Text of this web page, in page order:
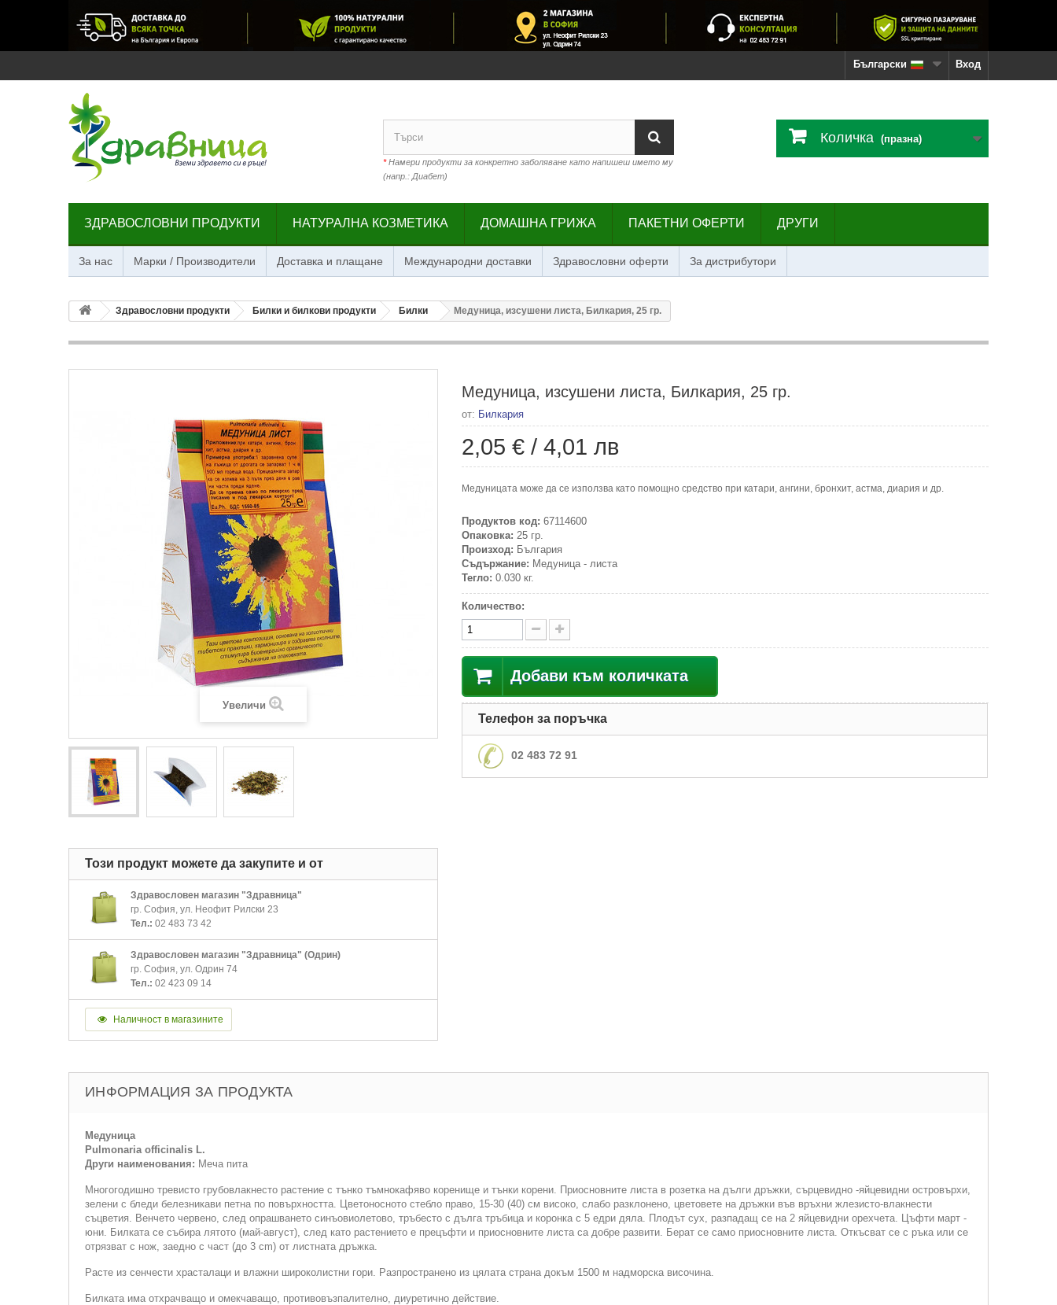
Вход
Български
*Намери продукти за конкретно заболяване като напишеш името му
(напр.: Диабет)
Количка (празна)
ЗДРАВОСЛОВНИ ПРОДУКТИ НАТУРАЛНА КОЗМЕТИКА ДОМАШНА ГРИЖА ПАКЕТНИ ОФЕРТИ ДРУГИ
За нас Марки / Производители Доставка и плащане Международни доставки Здравословни оферти За дистрибутори
Здравословни продукти Билки и билкови продукти Билки Медуница, изсушени листа, Билкария, 25 гр.
Увеличи
Този продукт можете да закупите и от
Здравословен магазин "Здравница"
гр. София, ул. Неофит Рилски 23
Тел.: 02 483 73 42
Здравословен магазин "Здравница" (Одрин)
гр. София, ул. Одрин 74
Тел.: 02 423 09 14
Наличност в магазините
Медуница, изсушени листа, Билкария, 25 гр.
от: Билкария
2,05 € / 4,01 лв
Медуницата може да се използва като помощно средство при катари, ангини, бронхит, астма, диария и др.
Продуктов код: 67114600
Опаковка: 25 гр.
Произход: България
Съдържание: Медуница - листа
Тегло: 0.030 кг.
Количество:
Добави към количката
Телефон за поръчка
02 483 72 91
ИНФОРМАЦИЯ ЗА ПРОДУКТА
Медуница
Pulmonaria officinalis L.
Други наименования: Меча пита
Многогодишно тревисто грубовлакнесто растение с тънко тъмнокафяво коренище и тънки корени. Приосновните листа в розетка на дълги дръжки, сърцевидно -яйцевидни островърхи,
зелени с бледи белезникави петна по повърхността. Цветоносното стебло право, 15-30 (40) см високо, слабо разклонено, цветовете на дръжки във връхни жлезисто-влакнести
съцветия. Венчето червено, след опрашването синъовиолетово, тръбесто с дълга тръбица и коронка с 5 едри дяла. Плодът сух, разпадащ се на 2 яйцевидни орехчета. Цъфти март -
юни. Билката се събира лятото (май-август), след като растението е прецъфти и приосновните листа са добре развити. Берат се само приосновните листа. Откъсват се с ръка или се
отрязват с нож, заедно с част (до 3 cm) от листната дръжка.
Расте из сенчести храсталаци и влажни широколистни гори. Разпространено из цялата страна докъм 1500 м надморска височина.
Билката има отхрачващо и омекчаващо, противовъзпалително, диуретично действие.